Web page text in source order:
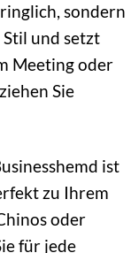
sondern
und setzt
Meeting oder
Sie
ist
zu Ihrem
oder
für jede